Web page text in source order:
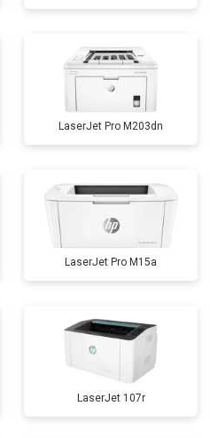
LaserJet Pro M203dn
LaserJet Pro M15a
LaserJet 107r